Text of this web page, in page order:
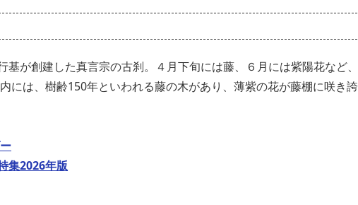
が創建した真言宗の古刹。４月下旬には藤、６月には紫陽花など、
には、樹齢150年といわれる藤の木があり、薄紫の花が藤棚に咲き誇
集2026年版